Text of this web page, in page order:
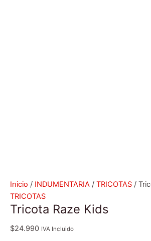
Inicio / INDUMENTARIA / TRICOTAS /
TRICOTAS
Tricota Raze Kids
$24.990 IVA Incluido